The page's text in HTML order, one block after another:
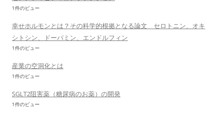
1件のビュー
幸せホルモンとは？その科学的根拠となる論文 セロトニン、オキ
シトシン、ドーパミン、エンドルフィン
1件のビュー
産業の空洞化とは
1件のビュー
SGLT2阻害薬（糖尿病のお薬）の開発
1件のビュー